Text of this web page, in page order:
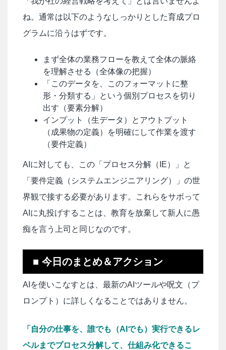
ね。通常は以下のようなしっかりとした育成プロ
グラムに沿うはずです。
まず全体の業務フローを教えて全体の脈絡
を理解させる（全体像の把握）
「このデータを、このフォーマットに整
形・分類する」という個別プロセスを切り
出す（要素分解）
インプット（生データ）とアウトプット
（成果物の定義）を明確にして作業を渡す
（要件定義）
AIに対しても、この「プロセス分解（IE）」と
「要件定義（システムエンジニアリング）」の世
界観で接する必要があります。これらをサボって
AIに丸投げすることは、教育を放棄して新人に愚
痴を言う上司と同じなのです。
■ 今日のまとめ＆アクション
AIを使いこなすとは、最新のAIツールや呪文（プ
ロンプト）に詳しくなることではありません。
「自分の仕事を、誰でも（AIでも）実行できるレ
ベルまでプロセス分解して、仕組み化できるこ